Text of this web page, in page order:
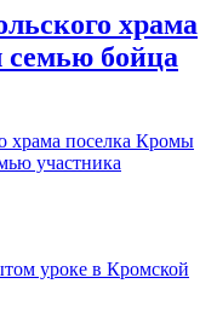
храма
семью бойца
храма поселка Кромы
участника